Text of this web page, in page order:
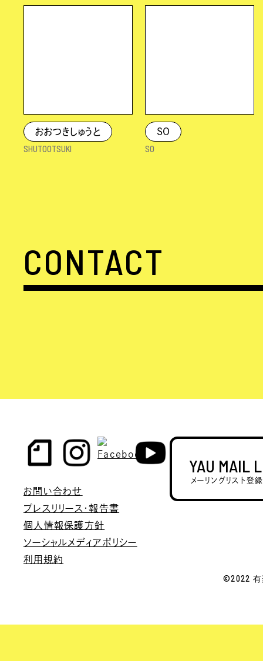
おおつきしゅうと
SHUTOOTSUKI
SO
SO
CONTACT
YAU MAIL
メーリングリスト登
お問い合わせ
プレスリリース・報告書
個人情報保護方針
ソーシャルメディアポリシー
利用規約
©2022 有